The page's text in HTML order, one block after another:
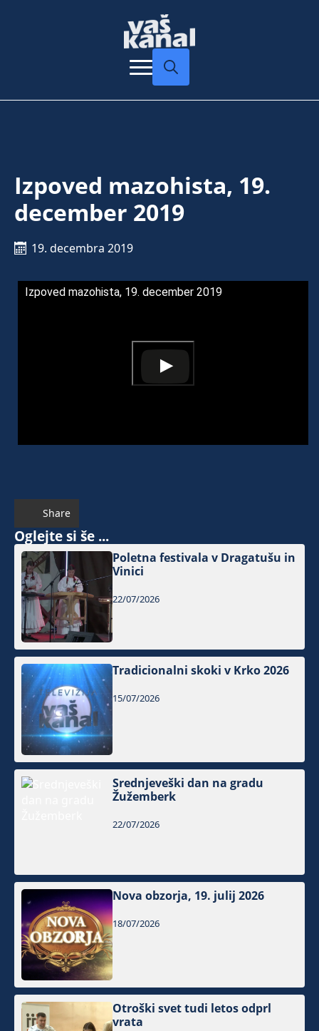
Izpoved mazohista, 19.
december 2019
19. decembra 2019
Izpoved mazohista, 19. december 2019
Share
Oglejte si še ...
Poletna festivala v Dragatušu in
Vinici
22/07/2026
Tradicionalni skoki v Krko 2026
15/07/2026
Srednjeveški dan na gradu
Žužemberk
22/07/2026
Nova obzorja, 19. julij 2026
18/07/2026
Otroški svet tudi letos odprl
vrata